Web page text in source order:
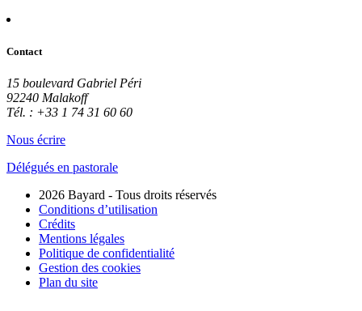
Contact
15 boulevard Gabriel Péri
92240 Malakoff
Tél. : +33 1 74 31 60 60
Nous écrire
Délégués en pastorale
2026 Bayard - Tous droits réservés
Conditions d’utilisation
Crédits
Mentions légales
Politique de confidentialité
Gestion des cookies
Plan du site